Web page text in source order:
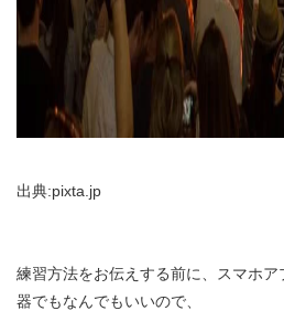
出典:pixta.jp
練習方法をお伝えする前に、スマホ
器でもなんでもいいので、